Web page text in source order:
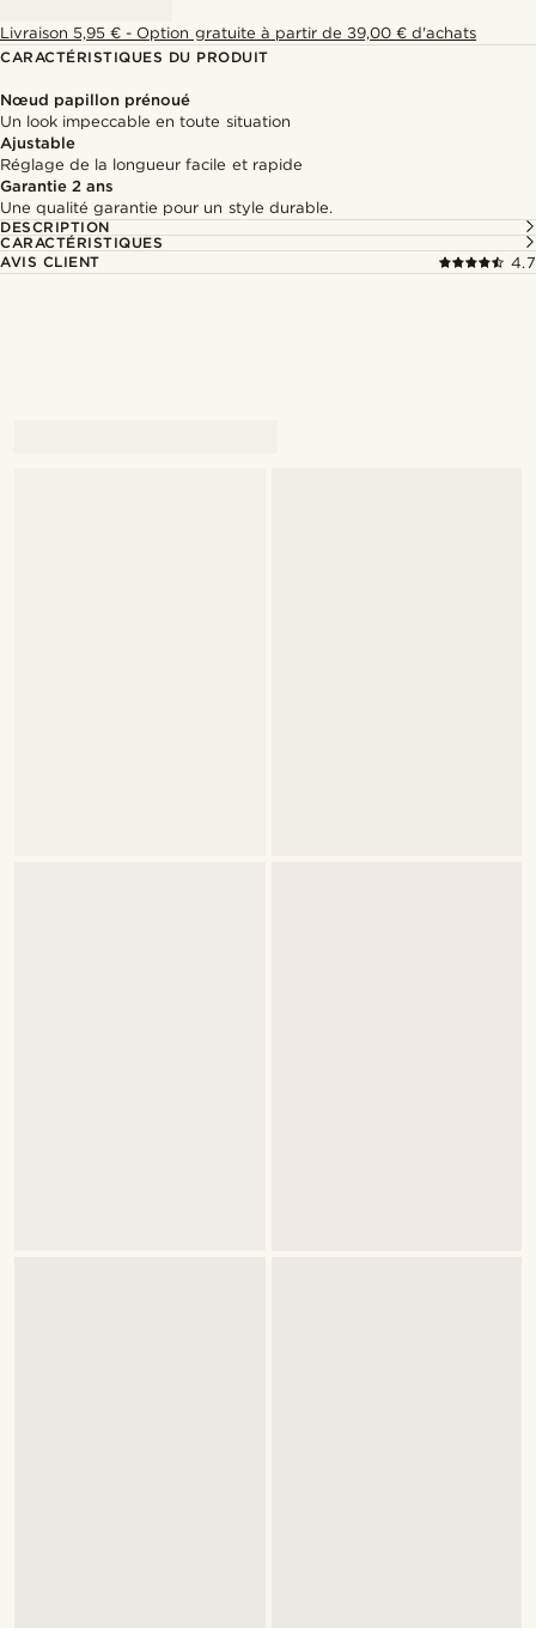
Livraison 5,95 € - Option gratuite à partir de 39,00 € d'achats
CARACTÉRISTIQUES DU PRODUIT
Nœud papillon prénoué
Un look impeccable en toute situation
Ajustable
Réglage de la longueur facile et rapide
Garantie 2 ans
Une qualité garantie pour un style durable.
DESCRIPTION
CARACTÉRISTIQUES
AVIS CLIENT
4.7